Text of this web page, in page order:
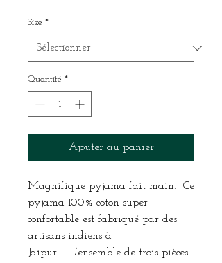
Size *
Quantité *
Ajouter au panier
Magnifique pyjama fait main. Ce
pyjama 100% coton super
confortable est fabriqué par des
artisans indiens à
Jaipur. L’ensemble de trois pièces